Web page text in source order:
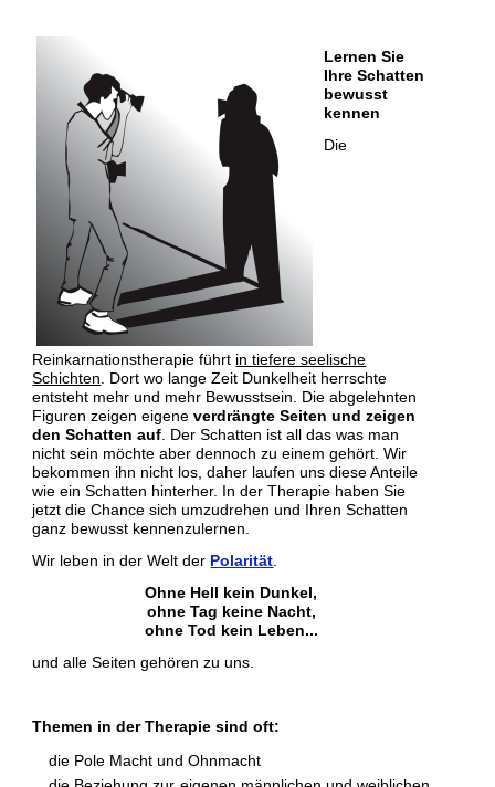
Lernen Sie
Ihre Schatten
bewusst
kennen
Die
Reinkarnationstherapie führt in tiefere seelische
Schichten . Dort wo lange Zeit Dunkelheit herrschte
entsteht mehr und mehr Bewusstsein. Die abgelehnten
Figuren zeigen eigeneverdrängte Seiten und zeigen
den Schatten auf . Der Schatten ist all das was man
nicht sein möchte aber dennoch zu einem gehört. Wir
bekommen ihn nicht los, daher laufen uns diese Anteile
wie ein Schatten hinterher. In der Therapie haben Sie
jetzt die Chance sich umzudrehen und Ihren Schatten
ganz bewusst kennenzulernen.
Wir leben in der Welt der Polarität
Ohne Hell kein Dunkel,
ohne Tag keine Nacht,
ohne Tod kein Leben...
und alle Seiten gehören zu uns.
Themen in der Therapie sind oft:
die Pole Macht und Ohnmacht